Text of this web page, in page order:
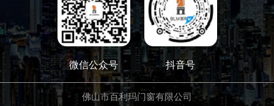
微信公众号 抖音号
佛山市百利玛门窗有限公司